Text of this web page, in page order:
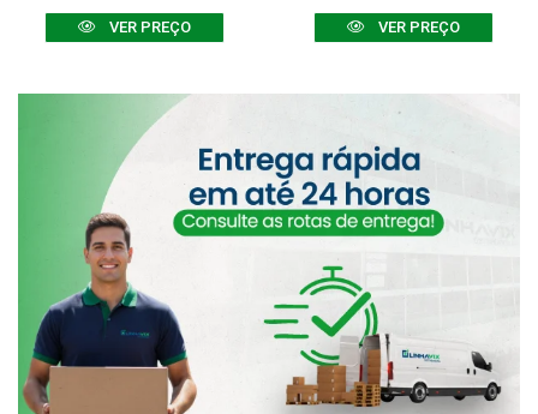
VER PREÇO VER PREÇO